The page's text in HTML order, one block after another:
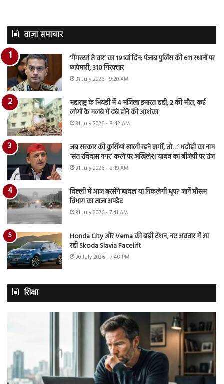
ताज़ा समाचार
‘गैंगस्टरां ते वार’ का 191वां दिन: पंजाब पुलिस की 611 स्थानों पर
छापेमारी, 310 गिरफ्तार
31 July 2026 - 9:20 AM
महाराष्ट्र के भिवंडी में 4 मंजिला इमारत ढही, 2 की मौत, कई
लोगों के मलबे में दबे होने की आशंका
31 July 2026 - 8:42 AM
जब सरकार की कुर्सियां खाली रहने लगीं, तो…’ भदोही का नाम
‘संत रविदास नगर’ करने पर अखिलेश यादव का बीजेपी पर तंज
31 July 2026 - 8:19 AM
दिल्ली में आज बरसेंगे बादल या निकलेगी धूप? जानें मौसम
विभाग का ताजा अपडेट
31 July 2026 - 7:41 AM
Honda City और Verna की बढ़ी टेंशन, नए अवतार में आ
रही Skoda Slavia Facelift
30 July 2026 - 7:48 PM
शिक्षा